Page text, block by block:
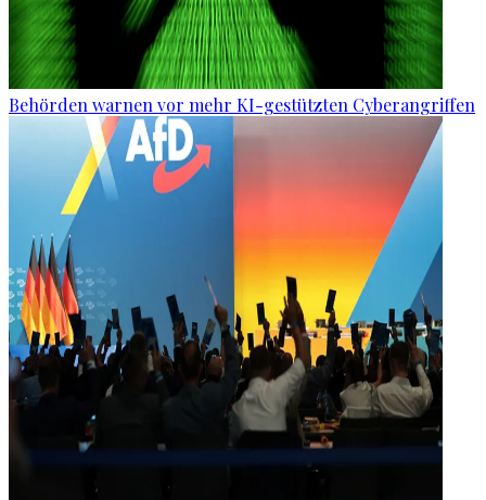
Behörden warnen vor mehr KI-gestützten Cyberangriffen